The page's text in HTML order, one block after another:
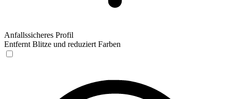
Anfallssicheres Profil
Entfernt Blitze und reduziert Farben